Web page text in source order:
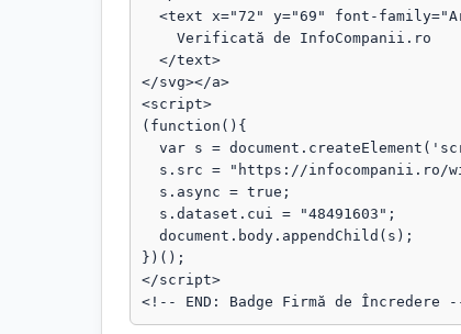
</svg></a>
<script>
(function(){
})();
</script>
<!-- END: Badge Firmă de Încredere